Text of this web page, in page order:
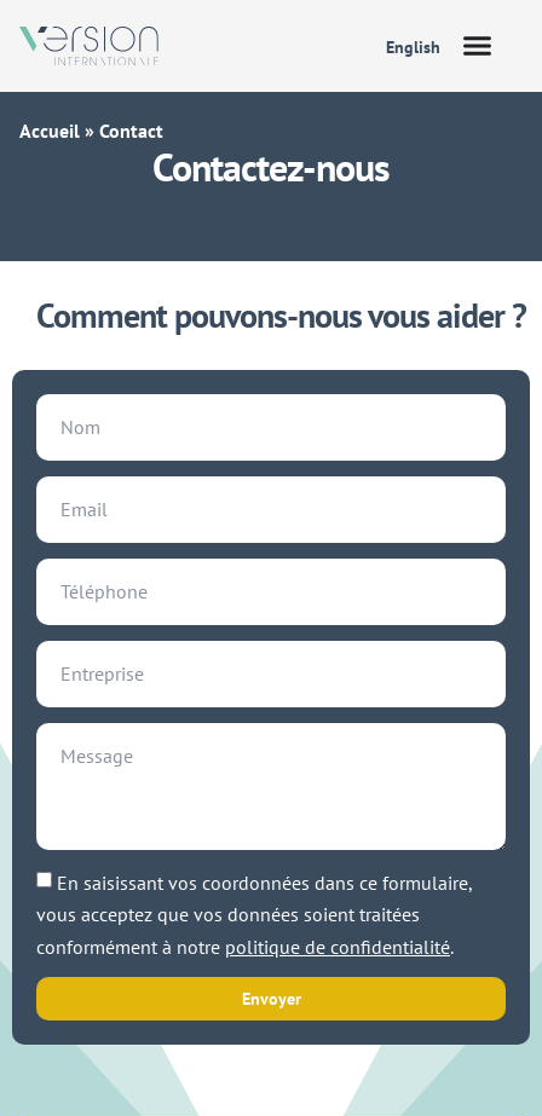
English
Accueil » Contact
Contactez-nous
Comment pouvons-nous vous aider ?
En saisissant vos coordonnées dans ce formulaire,
vous acceptez que vos données soient traitées
conformément à notre politique de confidentialité.
Envoyer